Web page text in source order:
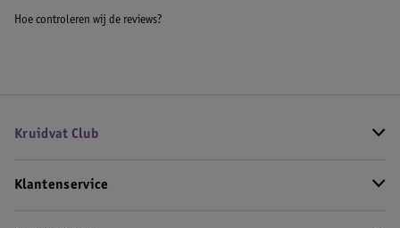
Hoe controleren wij de reviews?
Kruidvat Club
Klantenservice